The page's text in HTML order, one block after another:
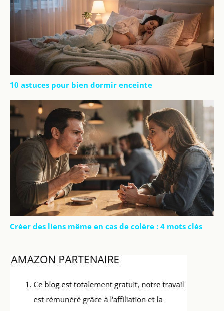
10 astuces pour bien dormir enceinte
Créer des liens même en cas de colère : 4 mots clés